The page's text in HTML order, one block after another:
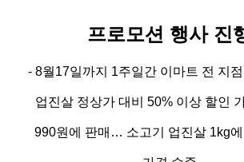
프로모션 행사 진
- 8월17일까지 1주일간 이마트 전 지
업진살 정상가 대비 50% 이상 할인
990원에 판매… 소고기 업진살 1kg에